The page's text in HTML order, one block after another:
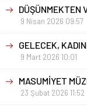
DÜŞÜNMEKTEN
9 Nisan 2026 09:57
GELECEK,
9 Mart 2026 10:01
MASUMİYET
23 Şubat 2026 11:52